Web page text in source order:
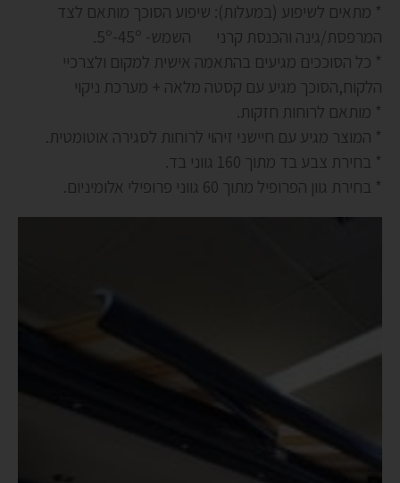
* מתאים לשיפוע (במעלות): שיפוע הסוכך מותאם לצד
המרפסת/גינה והכנסת קרני השמש- 5º-45º.
* כל הסוככים מגיעים בהתאמה אישית למקום ולצרכיי
הלקוח,הסוכך מגיע עם קסטה מלאה + מערכת ניקוי
* מותאם לרוחות חזקות.
* המוצר מגיע עם חיישני זיהוי לרוחות לסגירה אוטומטית.
* בחירת צבע בד מתוך 160 גווני בד.
* בחירת גוון הפרופיל מתוך 60 גווני פרופילי אלומיניום.